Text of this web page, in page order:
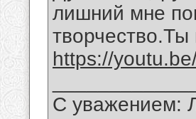
лишний мне
https://
С уважением: